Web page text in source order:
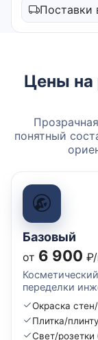
Поставки
Цены на
понятный
Базовый
от 6 900
переделки
Окраска
Плитка/
Свет/розетки